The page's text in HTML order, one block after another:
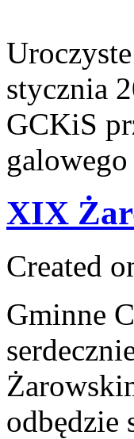
stycznia
GCKiS
XIX
Created
Gminne
odbędzie